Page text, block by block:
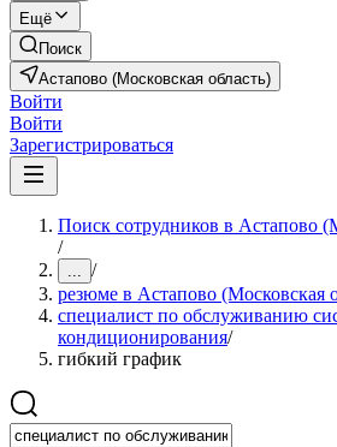
Ещё
Поиск
Астапово (Московская область)
Войти
Войти
Зарегистрироваться
Поиск сотрудников в Астапово
/
... /
резюме в Астапово (Московская
специалист по обслуживанию
кондиционирования/
гибкий график